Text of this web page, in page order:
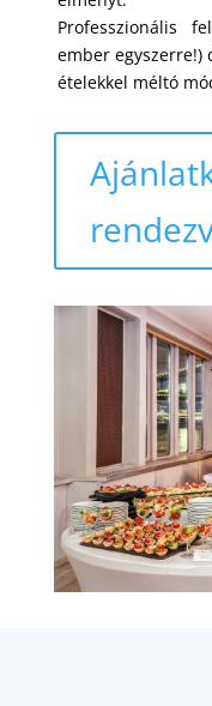
Professzionális
ember egyszerre!)
ételekkel méltó